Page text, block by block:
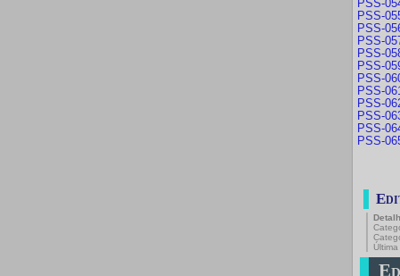
PSS-
PSS-
PSS-
PSS-
PSS-
PSS-
PSS-
PSS-
PSS-
PSS-
PSS-
PSS-